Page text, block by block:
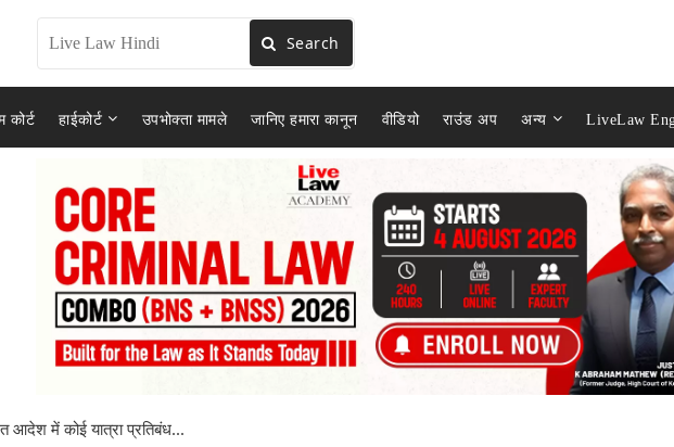
Search
कोर्ट हाईकोर्ट उपभोक्ता मामले जानिए हमारा कानून वीडियो राउंड अप अन्य LiveLaw
आदेश में कोई यात्रा प्रतिबंध...